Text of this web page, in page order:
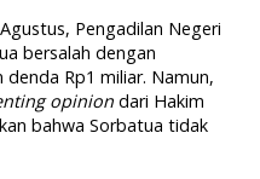
Pengadilan Negeri
bersalah dengan
Rp1 miliar. Namun,
opinion dari Hakim
bahwa Sorbatua tidak